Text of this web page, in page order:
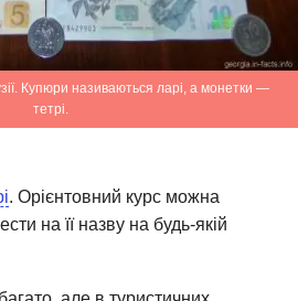
Купюри називаються ларі, а монетки —
тетрі.
. Орієнтовний курс можна
на її назву на будь-якій